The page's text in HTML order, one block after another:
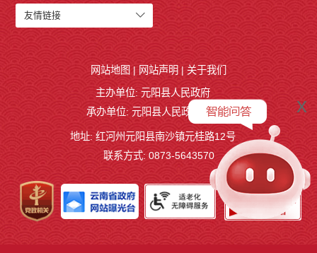
友情链接
x
网站地图 | 网站声明 | 关于我们
主办单位: 元阳县人民政府
承办单位: 元阳县人民政府办公室
地址: 红河州元阳县南沙镇元桂路12号
联系方式: 0873-5643570